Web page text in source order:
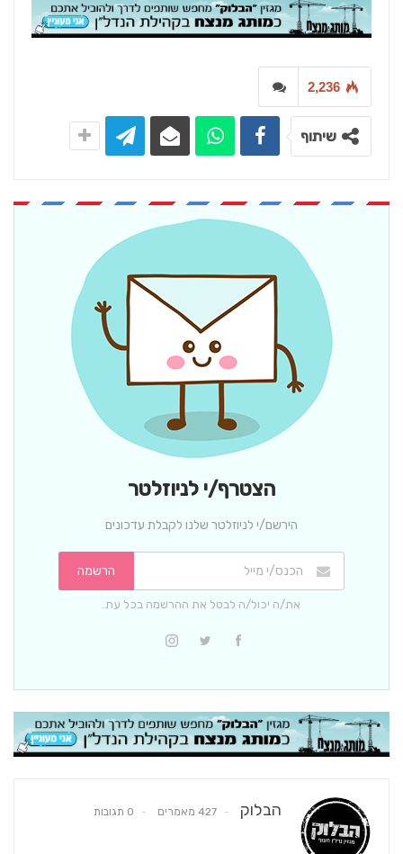
2,236
שיתוף
הצטרף/י לניוזלטר
הירשם/י לניוזלטר שלנו לקבלת עדכונים
הרשמה
את/ה יכול/ה לבטל את ההרשמה בכל עת.
הבלוק 427 מאמרים 0 תגובות